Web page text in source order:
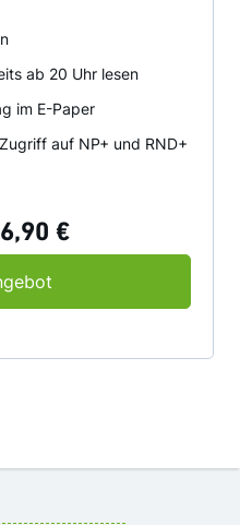
ab 20 Uhr lesen
im E-Paper
auf NP+ und RND+
€
24 Wochen NP Digital